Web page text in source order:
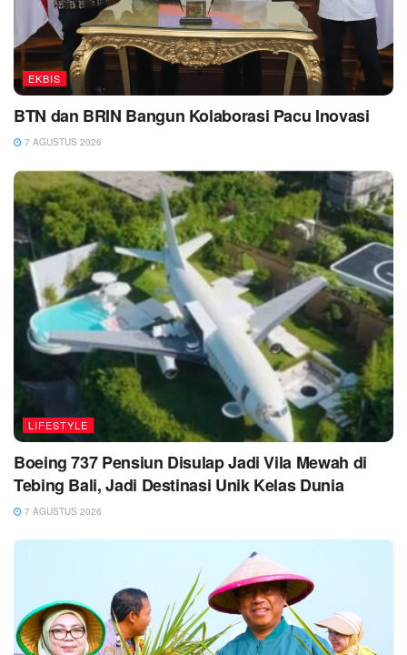
EKBIS
BTN dan BRIN Bangun Kolaborasi Pacu Inovasi
7 AGUSTUS 2026
LIFESTYLE
Boeing 737 Pensiun Disulap Jadi Vila Mewah di
Tebing Bali, Jadi Destinasi Unik Kelas Dunia
7 AGUSTUS 2026